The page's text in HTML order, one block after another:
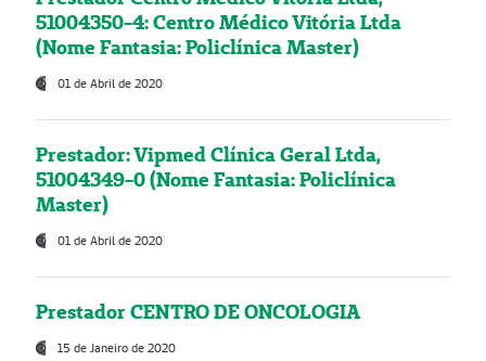
51004350-4: Centro Médico Vitória Ltda
(Nome Fantasia: Policlínica Master)
01 de Abril de 2020
Prestador: Vipmed Clínica Geral Ltda,
51004349-0 (Nome Fantasia: Policlínica
Master)
01 de Abril de 2020
Prestador CENTRO DE ONCOLOGIA
15 de Janeiro de 2020